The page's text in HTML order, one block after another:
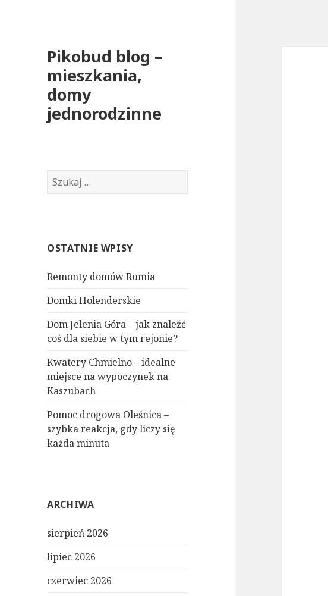
Pikobud blog –
mieszkania,
domy
jednorodzinne
S
z
j
OSTATNIE WPISY
Remonty domów Rumia
Domki Holenderskie
Dom Jelenia Góra – jak znaleźć
coś dla siebie w tym rejonie?
Kwatery Chmielno – idealne
miejsce na wypoczynek na
Kaszubach
Pomoc drogowa Oleśnica –
szybka reakcja, gdy liczy się
każda minuta
ARCHIWA
sierpień 2026
lipiec 2026
czerwiec 2026